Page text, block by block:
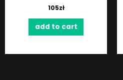
105zł
add to cart